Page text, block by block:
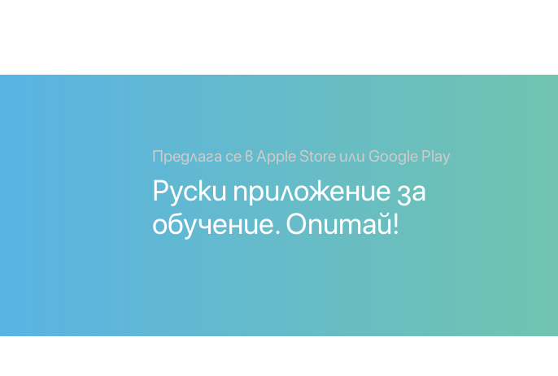
Предлага се в Apple Store или Google Play
Руски приложение за
обучение. Опитай!